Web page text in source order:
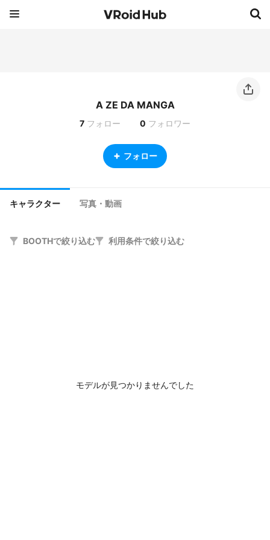
A ZE DA MANGA
7 フォロー 0 フォロワー
フォロー
キャラクター 写真・動画
BOOTHで絞り込む 利用条件で絞り込む
モデルが見つかりませんでした